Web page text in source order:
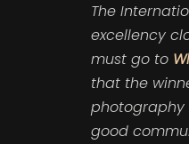
The
excellency
must go to
that the
photography
good